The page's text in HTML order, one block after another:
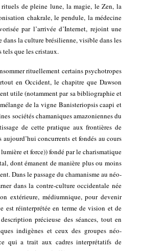
de pleine lune, la magie, le Zen, la
chakrale, le pendule, la médecine
par l’arrivée d’Internet, rejoint une
dans la culture brésilienne, visible dans les
que les cristaux.
rituellement certains psychotropes
en Occident, le chapitre que Dawson
utile (notamment par sa bibliographie et
de la vigne Banisteriopsis caapi et
sociétés chamaniques amazoniennes du
de cette pratique aux frontières de
concurrents et fondés au cours
et force)) fondé par le charismatique
dont émanent de manière plus ou moins
Dans le passage du chamanisme au néo-
dans la contre-culture occidentale née
extérieure, médiumnique, pour devenir
est réinterprétée en terme de vision et de
précieuse des séances, tout en
indigènes et ceux des groupes néo-
qui a trait aux cadres interprétatifs de